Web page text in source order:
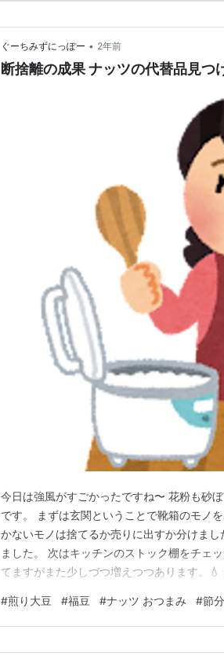
ぐーちみずにっぽー • 2年前
断捨離の成果 ナッツの代替品
今日は強風がすごかったですね〜 花粉も砂
です。 まずは玄関ということで靴箱のモノ
かないモノは捨てるか売りに出すか分けま
ました。 次はキッチンのストック棚をチェ
てますがまた少しづつ増えつつあります。
しパックの二重買いや冠婚葬祭でいただい
ました。 あと、仕事先でいただく缶コ…
#煎り大豆 #福豆 #ナッツ おつまみ #節